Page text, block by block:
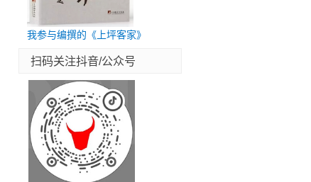
我参与编撰的《上坪客家》
扫码关注抖音/公众号